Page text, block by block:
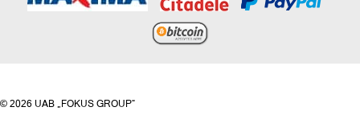
© 2026 UAB „FOKUS GROUP“